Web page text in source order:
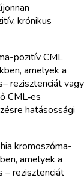
krónikus
pozitív CML
amelyek a
rezisztenciát vagy
CML‑es
hatásossági
kromoszóma-
amelyek a
– rezisztenciát